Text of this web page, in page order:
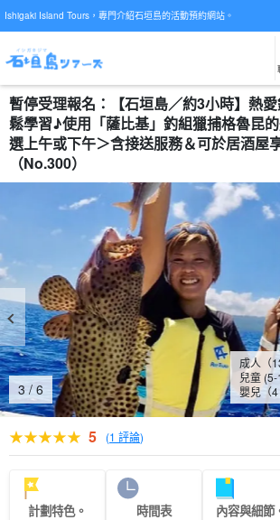
Ishigaki Island Tours，專門介紹石垣島的活動預約網站。
暫停受理報名：【石垣島／約3小時】熱
鬆學習♪使用「薩比基」釣組獵捕格魯昆
選上午或下午＞含接送服務＆可於居酒屋
（No.300）
4 / 6
成人（
兒童 (5-
嬰兒（4
5 (1 評論)
計劃特色。 時間表 內容與細節